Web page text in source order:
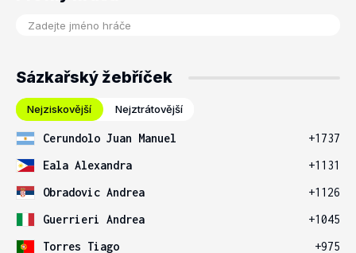
Sázkařský žebříček
Nejziskovější Nejztrátovější
Cerundolo Juan Manuel
+1737
Eala Alexandra
+1131
Obradovic Andrea
+1126
Guerrieri Andrea
+1045
Torres Tiago
+975